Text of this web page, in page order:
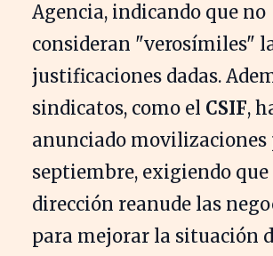
Agencia, indicando que no
consideran "verosímiles"
justificaciones dadas.
sindicatos, como el CSIF,
anunciado movilizaciones
septiembre, exigiendo
dirección reanude las
para mejorar la situación